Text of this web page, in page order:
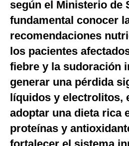
Internacional
Tecnología
Club del Suscriptor
G de Gestión
Notas Contratadas
Podcast
según el Ministerio de
fundamental conocer
recomendaciones
los pacientes
fiebre y la sudoración
generar una pérdida
líquidos y electrolitos,
adoptar una dieta rica
proteínas y